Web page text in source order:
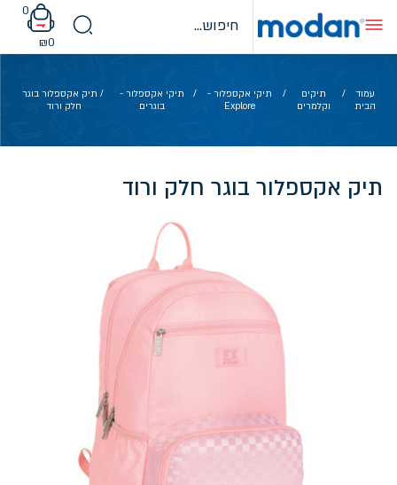
content
0
₪0
עמוד
הבית
/
תיקים
וקלמרים
/
תיקי אקספלור -
Explore
/
תיקי אקספלור -
בוגרים
/ תיק אקספלור בוגר
חלק ורוד
תיק אקספלור בוגר חלק ורוד